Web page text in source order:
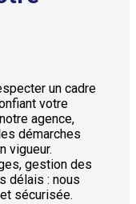
un cadre
votre
agence,
démarches
vigueur.
gestion des
délais : nous
sécurisée.